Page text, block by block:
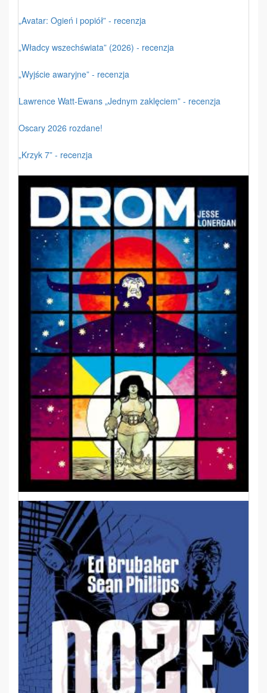
„Avatar: Ogień i popiół” - recenzja
„Władcy wszechświata” (2026) - recenzja
„Wyjście awaryjne” - recenzja
Lawrence Watt-Ewans „Jednym zaklęciem” - recenzja
Oscary 2026 rozdane!
„Krzyk 7” - recenzja